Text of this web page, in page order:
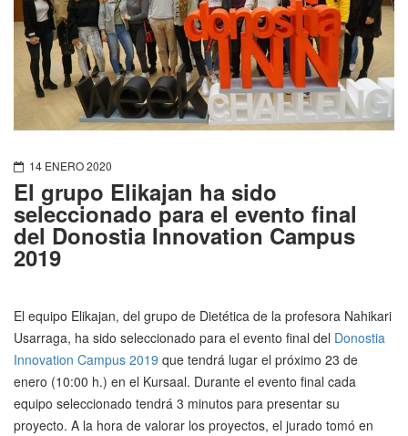
14 ENERO 2020
El grupo Elikajan ha sido
seleccionado para el evento final
del Donostia Innovation Campus
2019
El equipo Elikajan, del grupo de Dietética de la profesora Nahikari
Usarraga, ha sido seleccionado para el evento final del Donostia
Innovation Campus 2019 que tendrá lugar el próximo 23 de
enero (10:00 h.) en el Kursaal. Durante el evento final cada
equipo seleccionado tendrá 3 minutos para presentar su
proyecto. A la hora de valorar los proyectos, el jurado tomó en